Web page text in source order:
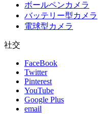
ボールペンカメラ
バッテリー型カメラ
電球型カメラ
社交
FaceBook
Twitter
Pinterest
YouTube
Google Plus
email